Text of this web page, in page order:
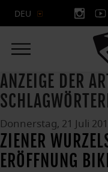
DEU
ANZEIGE DER
Donnerstag, 21 Juli
ZIENER
ERÖFFNUNG